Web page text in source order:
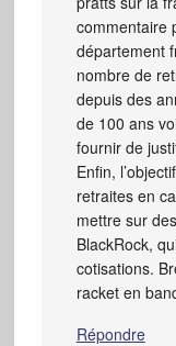
commentaire
département
nombre de
depuis des
de 100 ans
fournir de
Enfin,
retraites en
mettre sur
BlackRock,
cotisations.
racket en
Répondre